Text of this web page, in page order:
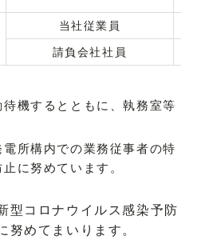
当社従業員
請負会社社員
機するとともに、執務室等
所構内での業務従事者の特
に努めています。
コロナウイルス感染予防
努めてまいります。